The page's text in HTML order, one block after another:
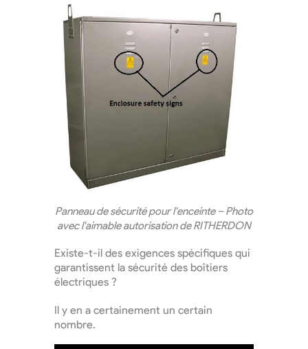
Panneau de sécurité pour l'enceinte – Photo
avec l'aimable autorisation de RITHERDON
Existe-t-il des exigences spécifiques qui
garantissent la sécurité des boîtiers
électriques ?
Il y en a certainement un certain
nombre.